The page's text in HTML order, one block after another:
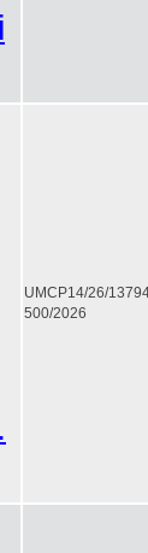
UMCP14/26/
500/2026